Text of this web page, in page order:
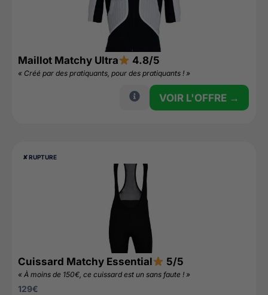
Maillot Matchy Ultra 4.8/5
« Créé par des pratiquants, pour des pratiquants ! »
VOIR L'OFFRE →
✘ RUPTURE
Cuissard Matchy Essential 5/5
« À moins de 150€, ce cuissard est un sans faute ! »
129€